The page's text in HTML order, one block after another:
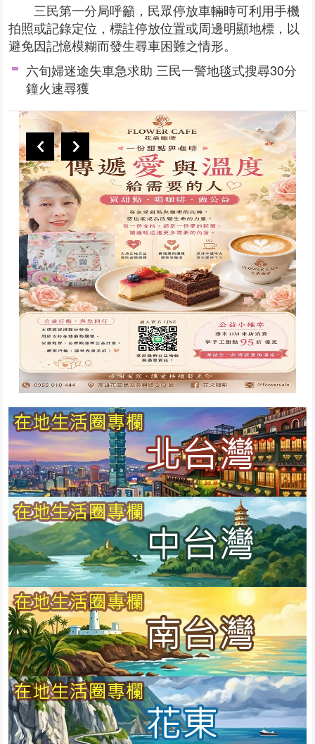
三民第一分局呼籲，民眾停放車輛時可利用手機
拍照或記錄定位，標註停放位置或周邊明顯地標，以
避免因記憶模糊而發生尋車困難之情形。
六旬婦迷途失車急求助 三民一警地毯式搜尋30分
鐘火速尋獲